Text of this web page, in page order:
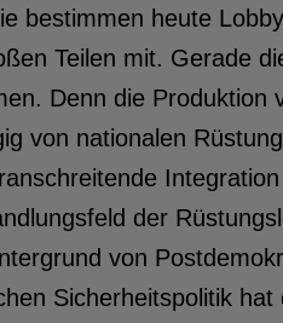
bestimmen heute
Teilen mit. Gerade
Denn die Produktion
von nationalen
der
von
Sicherheitspolitik